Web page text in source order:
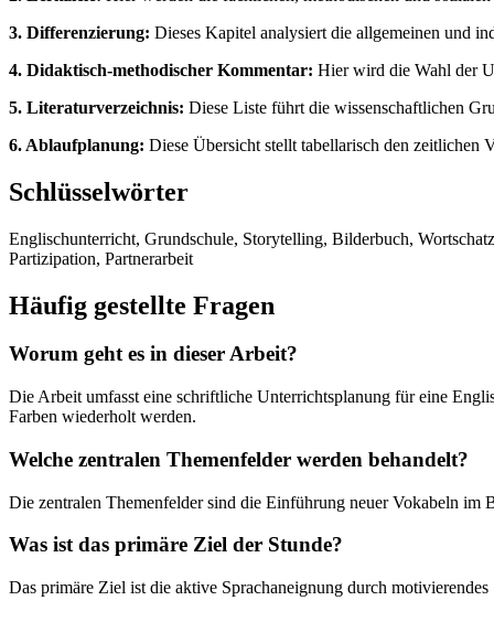
3. Differenzierung: Dieses Kapitel analysiert die allgemeinen und
4. Didaktisch-methodischer Kommentar: Hier wird die Wahl der
5. Literaturverzeichnis: Diese Liste führt die wissenschaftlichen
6. Ablaufplanung: Diese Übersicht stellt tabellarisch den zeitlichen
Schlüsselwörter
Englischunterricht, Grundschule, Storytelling, Bilderbuch,
Partizipation, Partnerarbeit
Häufig gestellte Fragen
Worum geht es in dieser Arbeit?
Die Arbeit umfasst eine schriftliche Unterrichtsplanung für eine
Farben wiederholt werden.
Welche zentralen Themenfelder werden behandelt?
Die zentralen Themenfelder sind die Einführung neuer Vokabeln
Was ist das primäre Ziel der Stunde?
Das primäre Ziel ist die aktive Sprachaneignung durch